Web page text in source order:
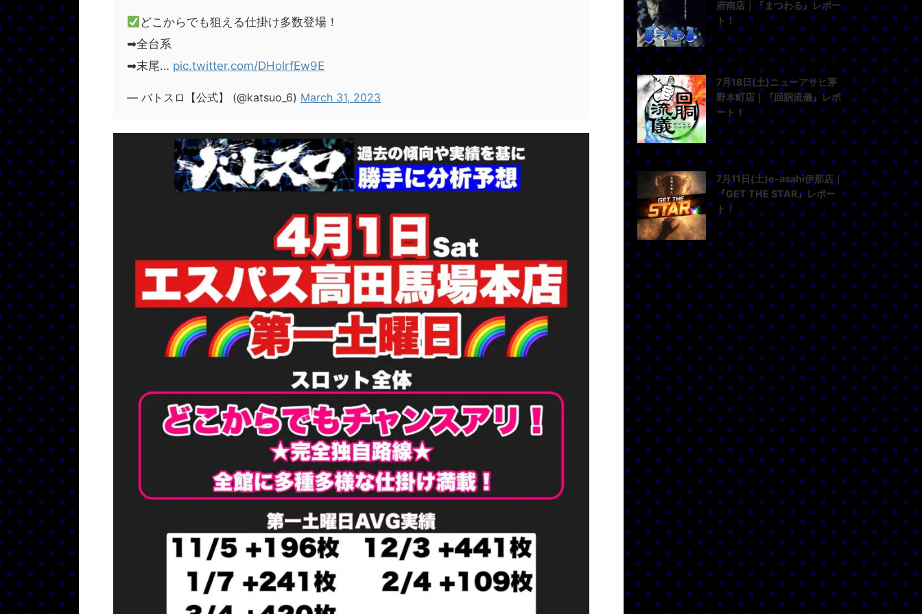
どこからでも狙える仕掛け多数登場！
➡︎全台系
➡︎末尾… pic.twitter.com/DHolrfEw9E
— バトスロ【公式】 (@katsuo_6) March 31, 2023
府南店｜『まつわる』レポー
ト！
7月18日(土)ニューアサヒ茅
野本町店｜『回胴流儀』レポ
ート！
7月11日(土)e-asahi伊那店｜
『GET THE STAR』レポー
ト！